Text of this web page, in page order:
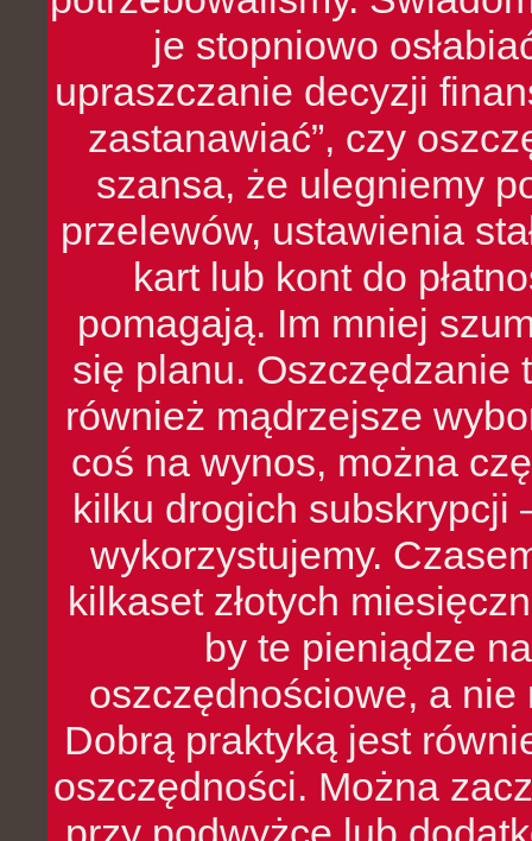
je stopniowo
upraszczanie decyzji
zastanawiać”, czy
szansa, że ulegniemy
przelewów, ustawienia
kart lub kont do
pomagają. Im mniej
się planu. Oszczędzanie
również mądrzejsze
coś na wynos, można
kilku drogich subskrypcji
wykorzystujemy.
kilkaset złotych
by te pieniądze
oszczędnościowe, a nie
Dobrą praktyką jest
oszczędności. Można